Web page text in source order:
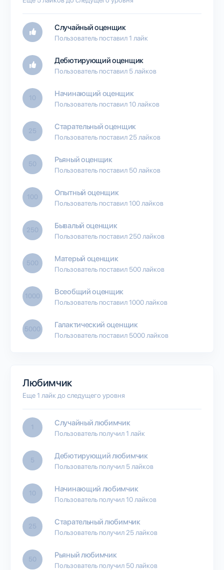
Случайный оценщик
Пользователь поставил 1 лайк
Дебютирующий оценщик
Пользователь поставил 5 лайков
10 Начинающий оценщик
Пользователь поставил 10 лайков
25 Старательный оценщик
Пользователь поставил 25 лайков
50 Рьяный оценщик
Пользователь поставил 50 лайков
100 Опытный оценщик
Пользователь поставил 100 лайков
250 Бывалый оценщик
Пользователь поставил 250 лайков
500 Матерый оценщик
Пользователь поставил 500 лайков
1000 Всеобщий оценщик
Пользователь поставил 1000 лайков
5000 Галактический оценщик
Пользователь поставил 5000 лайков
Любимчик
Еще 1 лайк до следущего уровня
1 Случайный любимчик
Пользователь получил 1 лайк
5 Дебютирующий любимчик
Пользователь получил 5 лайков
10 Начинающий любимчик
Пользователь получил 10 лайков
25 Старательный любимчик
Пользователь получил 25 лайков
50 Рьяный любимчик
Пользователь получил 50 лайков